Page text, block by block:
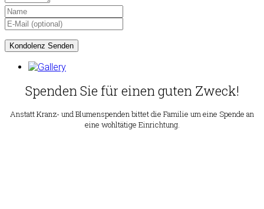
Spenden Sie für einen guten Zweck!
Anstatt Kranz- und Blumenspenden bittet die Familie um eine Spende an
eine wohltätige Einrichtung.